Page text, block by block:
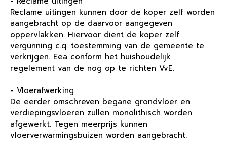
Reclame uitingen kunnen door de koper zelf worden
aangebracht op de daarvoor aangegeven
oppervlakken. Hiervoor dient de koper zelf
vergunning c.q. toestemming van de gemeente te
verkrijgen. Eea conform het huishoudelijk
regelement van de nog op te richten VvE.
- Vloerafwerking
De eerder omschreven begane grondvloer en
verdiepingsvloeren zullen monolithisch worden
afgewerkt. Tegen meerprijs kunnen
vloerverwarmingsbuizen worden aangebracht.